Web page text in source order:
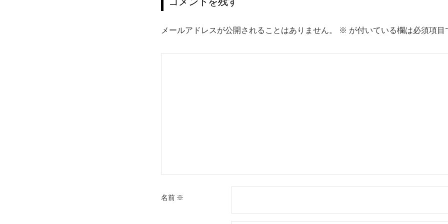
シ
ョ
メールアドレスが公開されることはありません。 ※ が付いている欄は必須項目
名前 ※